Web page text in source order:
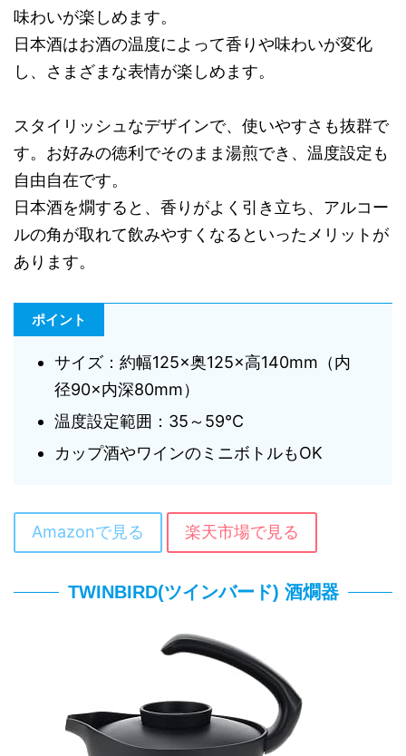
味わいが楽しめます。
日本酒はお酒の温度によって香りや味わいが変化
し、さまざまな表情が楽しめます。
スタイリッシュなデザインで、使いやすさも抜群で
す。お好みの徳利でそのまま湯煎でき、温度設定も
自由自在です。
日本酒を燗すると、香りがよく引き立ち、アルコー
ルの角が取れて飲みやすくなるといったメリットが
あります。
ポイント
サイズ：約幅125×奥125×高140mm（内
径90×内深80mm）
温度設定範囲：35～59℃
カップ酒やワインのミニボトルもOK
Amazonで見る 楽天市場で見る
TWINBIRD(ツインバード) 酒燗器